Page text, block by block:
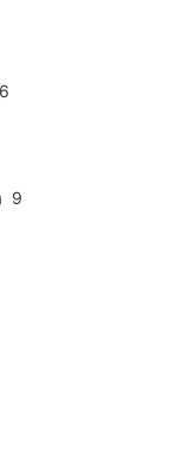
6
9